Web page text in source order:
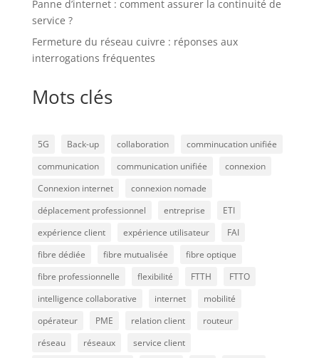
Panne d’internet : comment assurer la continuité de
service ?
Fermeture du réseau cuivre : réponses aux
interrogations fréquentes
Mots clés
5G Back-up collaboration
comminucation unifiée
communication
communication unifiée
connexion
Connexion internet
connexion nomade
déplacement professionnel
entreprise
ETI
expérience client
expérience utilisateur
FAI
fibre dédiée
fibre mutualisée
fibre optique
fibre professionnelle
flexibilité FTTH
FTTO
intelligence collaborative
internet
mobilité
opérateur
PME relation client
routeur
réseau
réseaux
service client